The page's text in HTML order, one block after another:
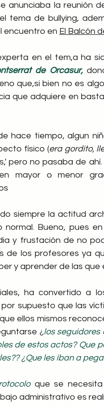
anunciaba la reunión
tema de bullying,
encuentro en El Balcón
en el tem,a ha
de Orcasur,
que,si bien no es
que adquiere en
hace tiempo, algun
físico (era gordito,
pero no pasaba de
mayor o menor
siempre la actitud
Bueno, pues
y frustación de no
de los profesores ya
y aprender de las que
ha convertido a
supuesto que las
ellos mismos
¿los seguidores
de estos actos? Que
¿Que les iban a
que se necesita
administrativo es